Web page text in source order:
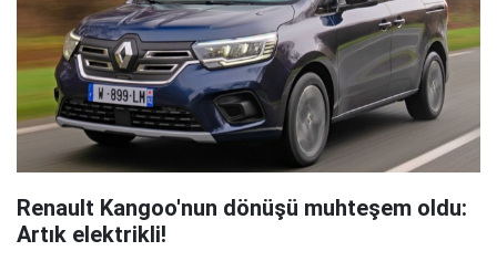
Renault Kangoo'nun dönüşü muhteşem oldu:
Artık elektrikli!